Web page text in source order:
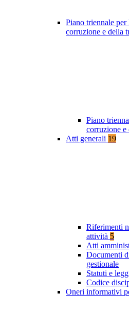
Piano triennale
corruzione e della
Piano
corruzione e
Atti generali 19
Riferimenti
attività 5
Atti
Documenti
gestionale
Statuti e
Codice
Oneri informativi